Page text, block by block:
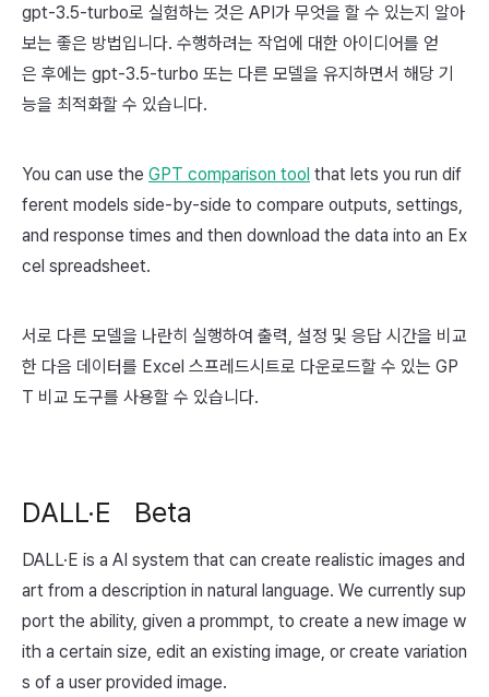
gpt-3.5-turbo로 실험하는 것은 API가 무엇을 할 수 있는지 알아
보는 좋은 방법입니다. 수행하려는 작업에 대한 아이디어를 얻
은 후에는 gpt-3.5-turbo 또는 다른 모델을 유지하면서 해당 기
능을 최적화할 수 있습니다.
You can use the GPT comparison tool that lets you run dif
ferent models side-by-side to compare outputs, settings,
and response times and then download the data into an Ex
cel spreadsheet.
서로 다른 모델을 나란히 실행하여 출력, 설정 및 응답 시간을 비교
한 다음 데이터를 Excel 스프레드시트로 다운로드할 수 있는 GP
T 비교 도구를 사용할 수 있습니다.
DALL·E Beta
DALL·E is a AI system that can create realistic images and
art from a description in natural language. We currently sup
port the ability, given a prommpt, to create a new image w
ith a certain size, edit an existing image, or create variation
s of a user provided image.